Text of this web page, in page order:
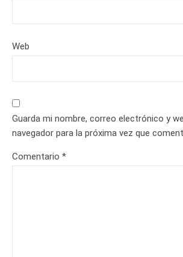
Web
Guarda mi nombre, correo electrónico y
navegador para la próxima vez que
Comentario *